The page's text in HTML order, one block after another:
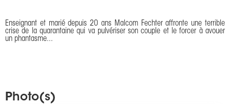
Enseignant et marié depuis 20 ans Malcom Fechter affronte une terrible
crise de la quarantaine qui va pulvériser son couple et le forcer à avouer
un phantasme...
Photo(s)